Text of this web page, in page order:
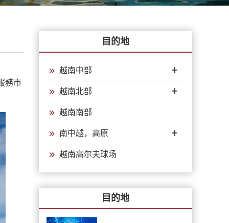
務市
目的地
越南中部
越南北部
越南南部
南中越，高原
越南高尔夫球场
目的地